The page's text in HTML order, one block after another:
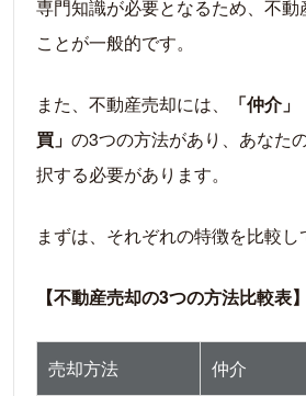
離婚の場合
ポイント
転勤・金銭的な問題で早く
事故物件を売却したい場合
発展することがある
不動産売却に関するよくある
不動産を売るタイミングっ
不動産の査定にお金はかかる
専門知識が必要となるため、不動
ことが一般的です。
また、不動産売却には、
「仲介
買」 の3つの方法があり、あなた
択する必要があります。
まずは、それぞれの特徴を比較し
【不動産売却の3つの方法比較表】
売却方法 仲介